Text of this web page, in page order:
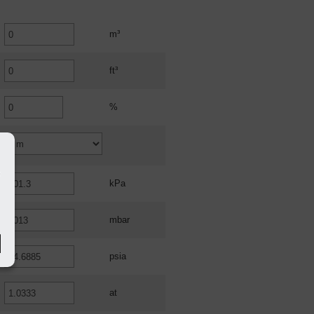
m³
ft³
%
kPa
mbar
psia
at